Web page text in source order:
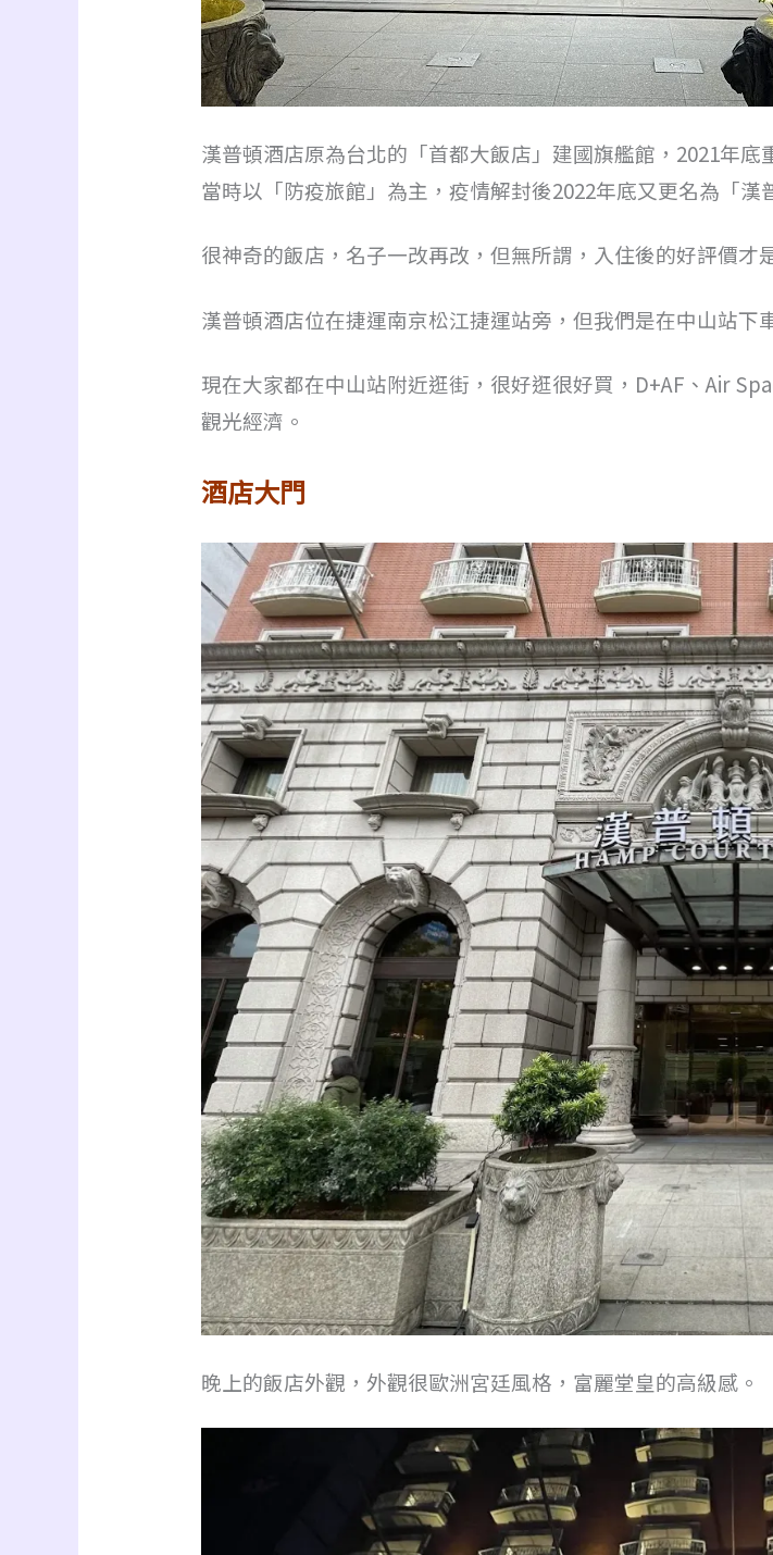
漢普頓酒店原為台北的「首都大飯店」建國旗艦館，2021年
當時以「防疫旅館」為主，疫情解封後2022年底又更名為「漢
很神奇的飯店，名子一改再改，但無所謂，入住後的好評價才
漢普頓酒店位在捷運南京松江捷運站旁，但我們是在中山站下
現在大家都在中山站附近逛街，很好逛很好買， D+AF、Air
觀光經濟。
酒店大門
晚上的飯店外觀， 外觀很歐洲宮廷風格，富麗堂皇的高級感。